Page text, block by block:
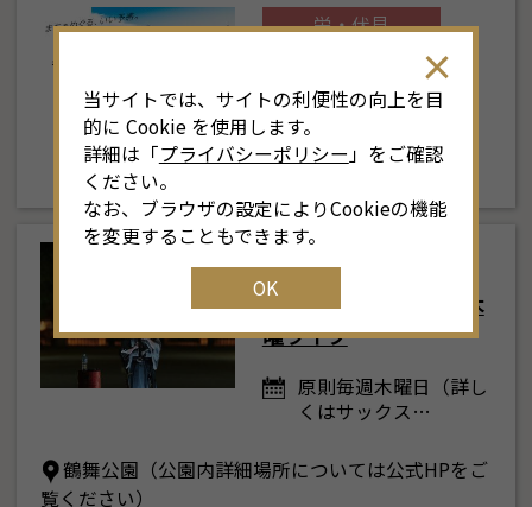
日 月 火 水 木 金
土
1
2 3 4 5
9 10
16 17 18 19 20
26
30 31 1 2 3
栄・伏見
★毎週、金、土、日、
月、運行中（火…
サックス侍 鶴舞公園 木
曜ライブ
原則毎週木曜日（詳し
くはサックス…
鶴舞公園（公園内詳細場所については公式HPをご
覧ください）
当サイトでは、サイトの利便性の向上を目
的に Cookie を使用します。
詳細は「プライバシーポリシー 」をご確認
ください。
なお、ブラウザの設定によりCookieの機能
を変更することもできます。
OK